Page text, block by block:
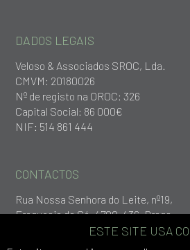
DADOS LEGAIS
Veloso & Associados SROC, Lda.
CMVM: 20180026
Nº de registo na OROC: 326
Capital Social: 86 000€
NIF: 514 861 444
CONTACTOS
Rua Nossa Senhora do Leite, nº19,
Freguesia da Sé, 4700-436, Braga
ESTE SITE USA